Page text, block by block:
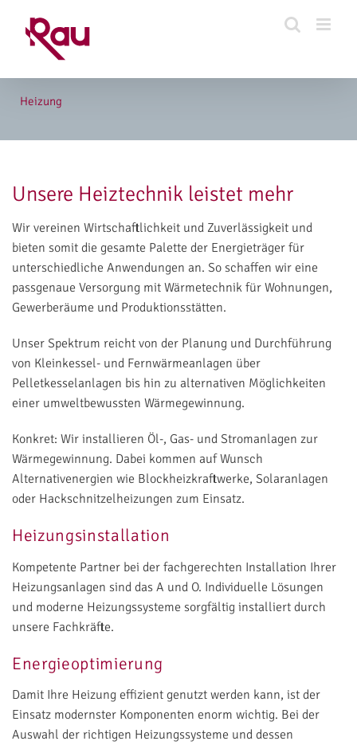
Inhalt
springen
Heizung
Unsere Heiztechnik leistet mehr
Wir vereinen Wirtschaftlichkeit und Zuverlässigkeit und
bieten somit die gesamte Palette der Energieträger für
unterschiedliche Anwendungen an. So schaffen wir eine
passgenaue Versorgung mit Wärmetechnik für Wohnungen,
Gewerberäume und Produktionsstätten.
Unser Spektrum reicht von der Planung und Durchführung
von Kleinkessel- und Fernwärmeanlagen über
Pelletkesselanlagen bis hin zu alternativen Möglichkeiten
einer umweltbewussten Wärmegewinnung.
Konkret: Wir installieren Öl-, Gas- und Stromanlagen zur
Wärmegewinnung. Dabei kommen auf Wunsch
Alternativenergien wie Blockheizkraftwerke, Solaranlagen
oder Hackschnitzelheizungen zum Einsatz.
Heizungsinstallation
Kompetente Partner bei der fachgerechten Installation Ihrer
Heizungsanlagen sind das A und O. Individuelle Lösungen
und moderne Heizungssysteme sorgfältig installiert durch
unsere Fachkräfte.
Energieoptimierung
Damit Ihre Heizung effizient genutzt werden kann, ist der
Einsatz modernster Komponenten enorm wichtig. Bei der
Auswahl der richtigen Heizungssysteme und dessen